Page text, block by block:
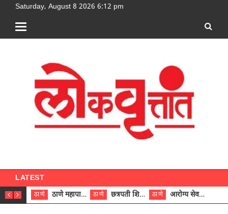
Saturday, August 8 2026 6:12 pm
LATEST
ठाणे ठाणे महापालिकेच्या नऊ प्रभाग समित्यांवर अध्यक्ष विराजमान ठाणे छत्रपती शिवाजी महाराज रुग्णालयात दुर्मिळ ट्युमरची यशस्वी शस्त्रक्रिया ठाणे आरोग्य सेवक (पुरुष) पदावरून ११ कर्मचाऱ्यांना आरोग्य सहाय्यक (पुरुष) पदावर पदोन्नती; मुख्य कार्यकारी अधिकारी रणजित यादव यांच्या हस्ते आदेश वितरण